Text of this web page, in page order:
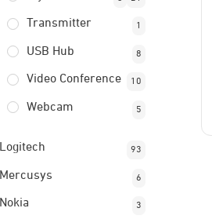
Transmitter 1
USB Hub 8
Video Conference 10
Webcam 5
Logitech 93
Mercusys 6
Nokia 3